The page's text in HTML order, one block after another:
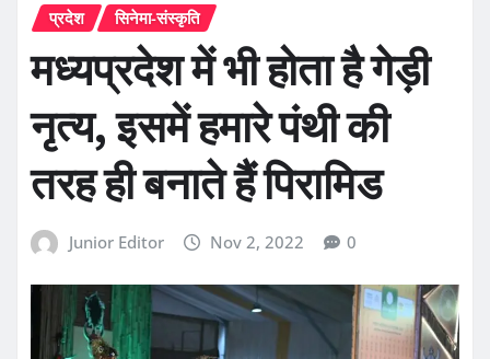
प्रदेश सिनेमा-संस्कृति
मध्यप्रदेश में भी होता है गेड़ी
नृत्य, इसमें हमारे पंथी की
तरह ही बनाते हैं पिरामिड
Junior Editor Nov 2, 2022 0